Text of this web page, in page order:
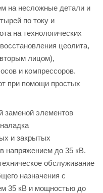
на несложные детали и
по току и
на технологических
цеолита,
лицом),
и компрессоров.
при помощи простых
заменой элементов
и закрытых
напряжением до 35 кВ.
обслуживание
назначения с
35 кВ и мощностью до